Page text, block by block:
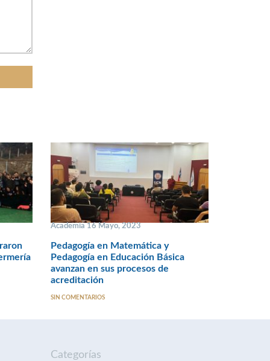
Academia 16 Mayo, 2023
Pedagogía en Matemática y
Pedagogía en Educación Básica
avanzan en sus procesos de
acreditación
SIN COMENTARIOS
Categorías